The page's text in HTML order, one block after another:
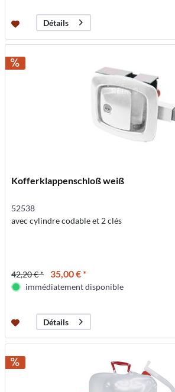
Détails
Kofferklappenschloß weiß
52538
avec cylindre codable et 2 clés
42,20 € * 35,00 € *
immédiatement disponible
Détails